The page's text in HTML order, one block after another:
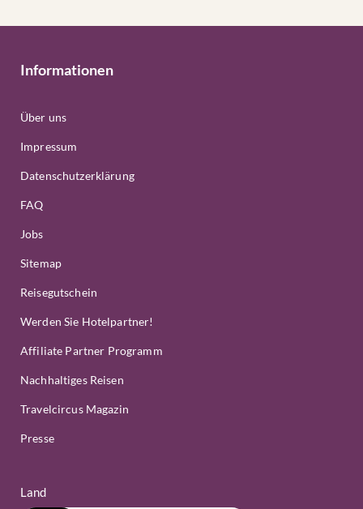
Informationen
Über uns
Impressum
Datenschutzerklärung
FAQ
Jobs
Sitemap
Reisegutschein
Werden Sie Hotelpartner!
Affiliate Partner Programm
Nachhaltiges Reisen
Travelcircus Magazin
Presse
Land